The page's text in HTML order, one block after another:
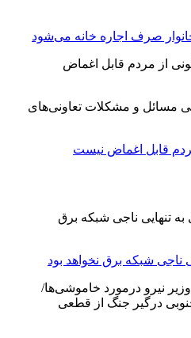
مسائل و مشکلات تعاونی‌های
قابل اغماض نیست
ناجی شبکه برق نخواهد بود